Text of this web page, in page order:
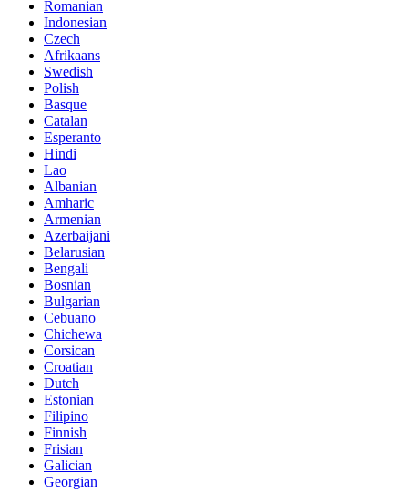
Romanian
Indonesian
Czech
Afrikaans
Swedish
Polish
Basque
Catalan
Esperanto
Hindi
Lao
Albanian
Amharic
Armenian
Azerbaijani
Belarusian
Bengali
Bosnian
Bulgarian
Cebuano
Chichewa
Corsican
Croatian
Dutch
Estonian
Filipino
Finnish
Frisian
Galician
Georgian